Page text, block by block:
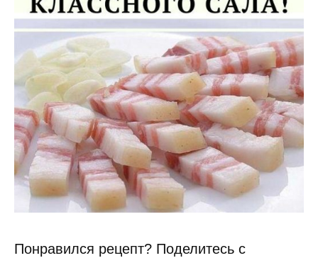
Понравился рецепт? Поделитесь с